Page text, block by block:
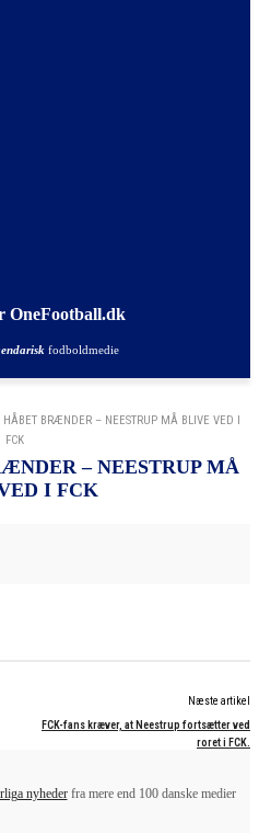
OneFootball.dk
fodboldmedie
HÅBET BRÆNDER – NEESTRUP MÅ BLIVE VED I
FCK
– NEESTRUP MÅ
I FCK
Næste artikel
FCK-fans kræver, at Neestrup fortsætter ved
roret i FCK.
nyhederfra mere end 100 danske medier